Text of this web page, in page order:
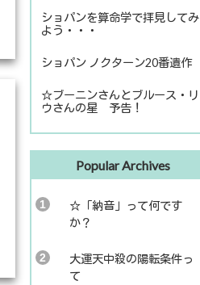
ショパンを算命学で拝見してみ
よう・・・
ショパン ノクターン20番遺作
☆ブーニンさんとブルース・リ
ウさんの星 予告！
Popular Archives
☆「納音」って何です
か？
大運天中殺の陽転条件っ
て